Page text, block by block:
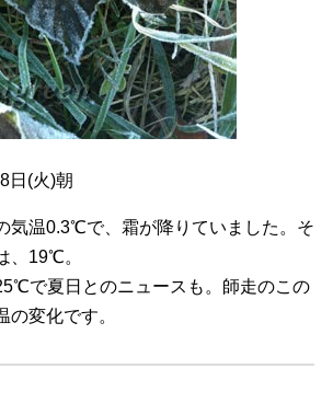
日(火)朝
気温0.3℃で、霜が降りていました。そ
、19℃。
で夏日とのニュースも。師走のこの
の変化です。